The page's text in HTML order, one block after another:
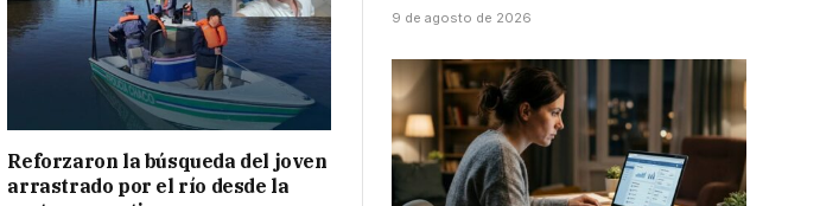
Reforzaron la búsqueda del joven
arrastrado por el río desde la
9 de agosto de 2026